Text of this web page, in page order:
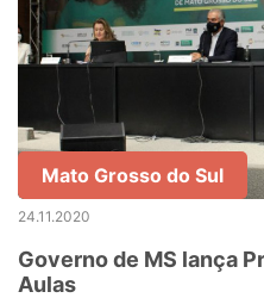
Mato Grosso do Sul
24.11.2020
Governo de MS lança
Aulas